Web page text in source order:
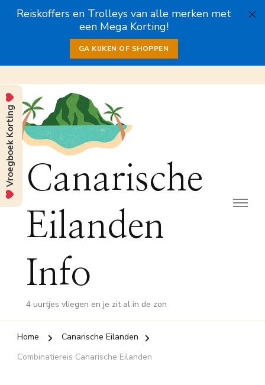
Reiskoffers en Trolleys van alle merken met
een Mega Korting!
GA KIJKEN OF SHOPPEN
Canarische
Eilanden
Info
4 uurtjes vliegen en je zit al in de zon
Home
Canarische Eilanden
Combinatiereis Canarische Eilanden
Vroegboek Korting